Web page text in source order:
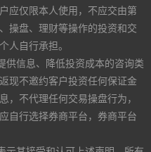
应仅限本人使用，不应交由第
操盘、理财等操作的投资和交
人自行承担。
供信息、降低投资成本的咨询类
现不邀约客户投资任何保证金
，不代理任何交易操盘行为，
自行选择券商平台，券商平台